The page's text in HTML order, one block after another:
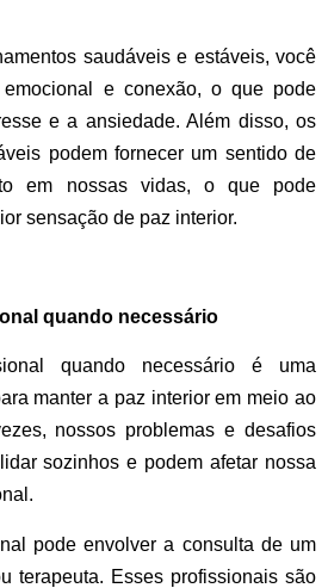
saudáveis ​​e estáveis, você
e conexão, o que pode
e a ansiedade. Além disso, os
​​podem fornecer um sentido de
em nossas vidas, o que pode
sensação de paz interior.
quando necessário
quando necessário é uma
manter a paz interior em meio ao
nossos problemas e desafios
sozinhos e podem afetar nossa
pode envolver a consulta de um
terapeuta. Esses profissionais são